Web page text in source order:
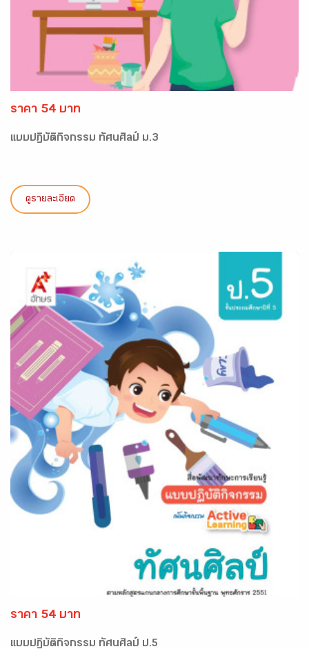
ราคา 54 บาท
แบบปฏิบัติกิจกรรม ทัศนศิลป์ ม.3
ดูรายละเอียด
ราคา 54 บาท
แบบปฏิบัติกิจกรรม ทัศนศิลป์ ป.5